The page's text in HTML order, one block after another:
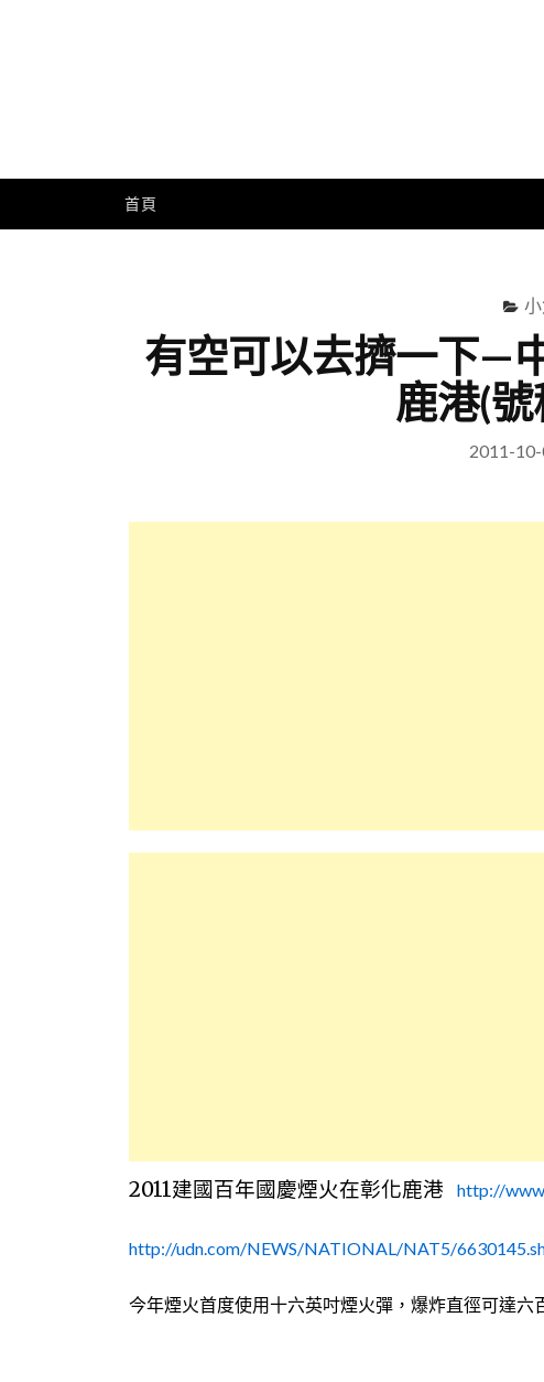
首頁
有空可以去擠一下—
2011-
2011建國百年國慶煙火在彰化鹿港 http://
http://udn.com/NEWS/NATIONAL/NAT5/
今年煙火首度使用十六英吋煙火彈，爆炸直徑可達